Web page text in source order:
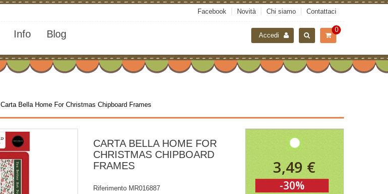
Facebook Novità Chi siamo Contattaci
0
Info Blog Accedi
Carta Bella Home For Christmas Chipboard Frames
CARTA BELLA HOME FOR
CHRISTMAS CHIPBOARD
FRAMES
Riferimento MR016887
3,49 €
-30%